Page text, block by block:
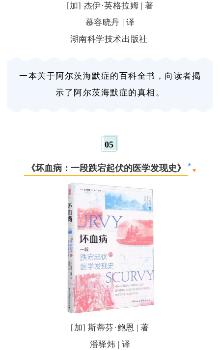
[加] 杰伊·英格拉姆 | 著
慕容晓丹 | 译
湖南科学技术出版社
一本关于阿尔茨海默症的百科全书，向读者揭
示了阿尔茨海默症的真相。
05
《坏血病：一段跌宕起伏的医学发现史》
[加] 斯蒂芬·鲍恩 | 著
潘驿炜 | 译